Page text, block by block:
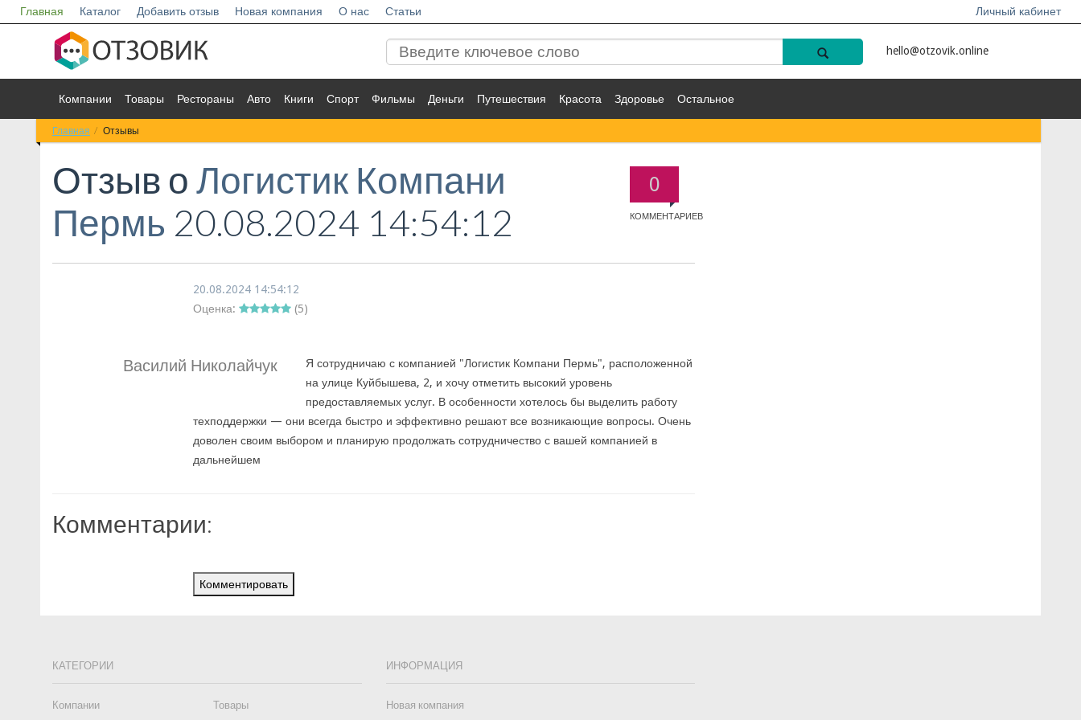
Главная Каталог Добавить отзыв Новая компания О нас Статьи Личный кабинет
hello@otzovik.online
Компании Товары Рестораны Авто Книги Спорт Фильмы Деньги Путешествия Красота Здоровье Остальное
Главная Отзывы
0
КОММЕНТАРИЕВ
Отзыв о Логистик Компани
Пермь 20.08.2024 14:54:12
20.08.2024 14:54:12
Оценка:
(5)
Василий Николайчук
Я сотрудничаю с компанией "Логистик Компани Пермь", расположенной
на улице Куйбышева, 2, и хочу отметить высокий уровень
предоставляемых услуг. В особенности хотелось бы выделить работу
техподдержки — они всегда быстро и эффективно решают все возникающие вопросы. Очень
доволен своим выбором и планирую продолжать сотрудничество с вашей компанией в
дальнейшем
Комментарии:
Комментировать
КАТЕГОРИИ
Компании Товары
ИНФОРМАЦИЯ
Новая компания